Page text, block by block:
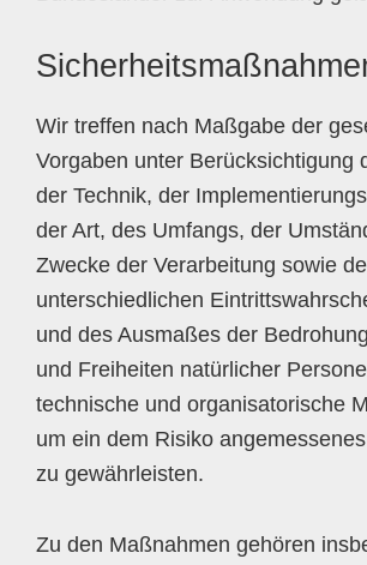
Wir treffen nach Maßgabe der
Vorgaben unter Berücksichtigung
der Technik, der
der Art, des Umfangs, der
Zwecke der Verarbeitung sowie
unterschiedlichen
und des Ausmaßes der
und Freiheiten natürlicher
technische und organisatorische
um ein dem Risiko
zu gewährleisten.
Zu den Maßnahmen gehören